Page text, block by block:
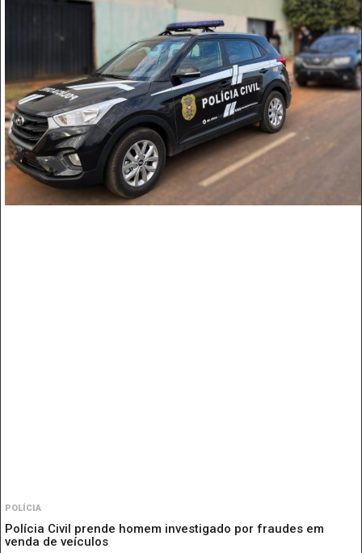
POLÍCIA
Polícia Civil prende homem investigado por fraudes em
venda de veículos